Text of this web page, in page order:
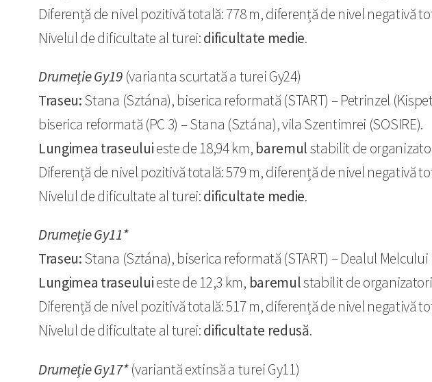
Diferență de nivel pozitivă totală: 778 m, diferență de nivel negativă
Nivelul de dificultate al turei:dificultate medie.
Drumeție Gy19(varianta scurtată a turei Gy24)
Traseu:Stana (Sztána), biserica reformată (START) – Petrinzel
biserica reformată (PC 3) – Stana (Sztána), vila Szentimrei (SOSIRE).
Lungimea traseuluieste de 18,94 km, baremulstabilit de
Diferență de nivel pozitivă totală: 579 m, diferență de nivel negativă
Nivelul de dificultate al turei:dificultate medie.
Drumeție Gy11*
Traseu:Stana (Sztána), biserica reformată (START) – Dealul Melcului
Lungimea traseuluieste de 12,3 km, baremulstabilit de
Diferență de nivel pozitivă totală: 517 m, diferență de nivel negativă
Nivelul de dificultate al turei:dificultate redusă.
Drumeție Gy17* (variantă extinsă a turei Gy11)